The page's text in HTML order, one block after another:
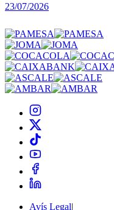
23/07/2026
Avís Legal|